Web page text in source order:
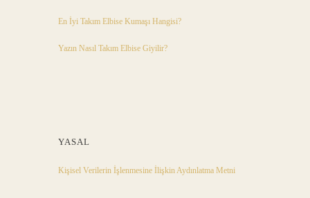
En İyi Takım Elbise Kumaşı Hangisi?
Yazın Nasıl Takım Elbise Giyilir?
YASAL
Kişisel Verilerin İşlenmesine İlişkin Aydınlatma Metni